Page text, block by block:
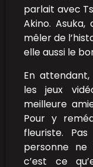
parlait avec
Akino.
mêler de
elle aussi le
En attendant,
les jeux
meilleure
Pour y
fleuriste.
personne ne
c’est ce